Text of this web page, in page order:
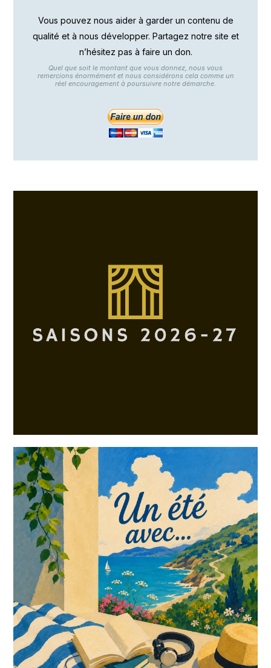
Vous pouvez nous aider à garder un contenu de
qualité et à nous développer. Partagez notre site et
n’hésitez pas à faire un don.
Quel que soit le montant que vous donnez, nous vous
remercions énormément et nous considérons cela comme un
réel encouragement à poursuivre notre démarche.